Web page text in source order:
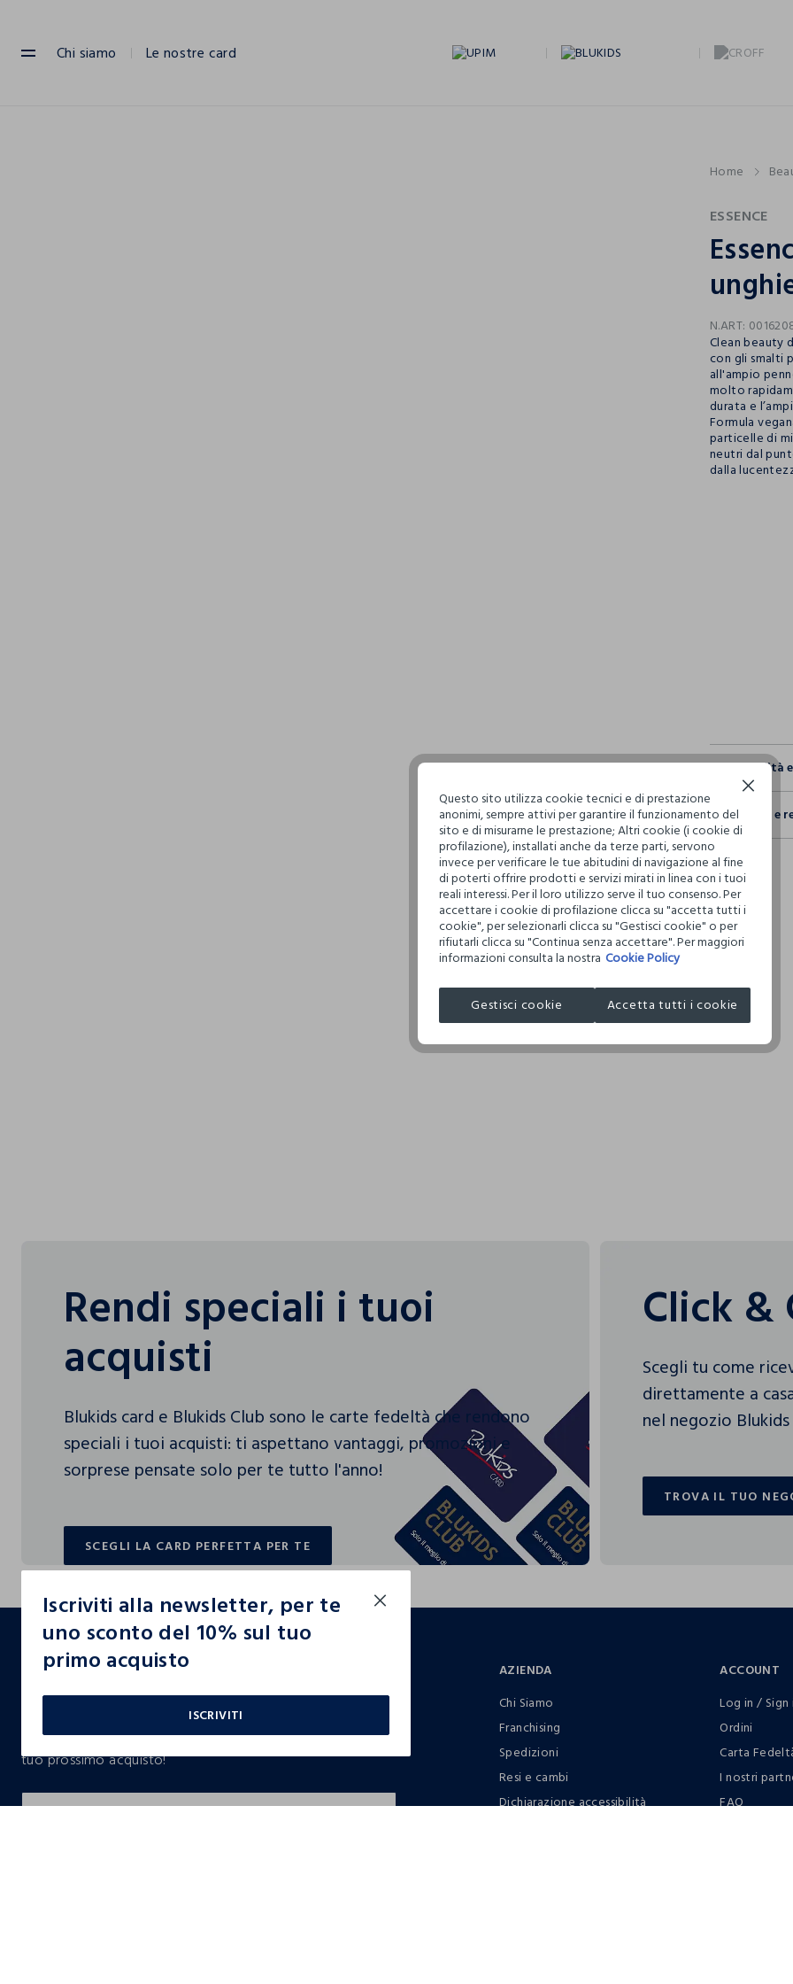
Chi siamo Le nostre card
Home
ESSENCE
N.ART:
Clean beauty
con gli smalti
all'ampio
molto
durata e
Formula
particelle di
neutri dal
dalla
Sostenibilità
Sicurezza
Il 100% dei
fisici, per
definito per
restrittivi
Clicca qui
Spedizione e
per
Rendi speciali i tuoi
acquisti
Blukids card e Blukids Club sono le carte fedeltà che rendono
speciali i tuoi acquisti: ti aspettano vantaggi, promozioni e
sorprese pensate solo per te tutto l'anno!
SCEGLI LA CARD PERFETTA PER TE
SCEGLI LA CARD PERFETTA PER TE
Click &
Scegli tu come
direttamente a
nel negozio
TROVA IL TUO
TROVA IL TUO
Iscriviti alla newsletter, per te
uno sconto del 10% sul tuo
primo acquisto
ISCRIVITI
footer.ariatitle
Un click, un regalo:
-10% subito per te 💌
Iscriviti ora alla newsletter e ottieni il-10% di scontosul
tuo prossimo acquisto!
AZIENDA
Chi Siamo
Franchising
Spedizioni
Resi e cambi
Dichiarazione accessibilità
ACCOUNT
Log in / Sign
Ordini
Carta
I nostri
FAQ
Questo sito utilizza cookie tecnici e di prestazione
anonimi, sempre attivi per garantire il funzionamento del
sito e di misurarne le prestazione; Altri cookie (i cookie di
profilazione), installati anche da terze parti, servono
invece per verificare le tue abitudini di navigazione al fine
di poterti offrire prodotti e servizi mirati in linea con i tuoi
reali interessi. Per il loro utilizzo serve il tuo consenso. Per
accettare i cookie di profilazione clicca su "accetta tutti i
cookie", per selezionarli clicca su "Gestisci cookie" o per
rifiutarli clicca su "Continua senza accettare". Per maggiori
informazioni consulta la nostra Cookie Policy
Gestisci cookie Accetta tutti i cookie
Continua senza accettare